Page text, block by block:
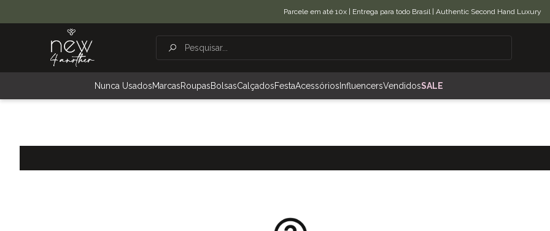
Parcele em até 10x | Entrega para todo Brasil | Authentic Second Hand Luxury
Nunca UsadosMarcasRoupasBolsasCalçadosFestaAcessórios InfluencersVendidosSALE